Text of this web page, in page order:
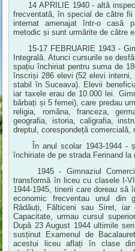
14 APRILIE 1940 - altă
frecventată, în special de către
internat amenajat într-o casă
metodic și sunt urmărite de către
15-17 FEBRUARIE 1943 -
Integrală. Atunci cursurile se
spațiu închiriat pentru suma de
înscriși 286 elevi (52 elevi
stabil în Suceava). Elevii
iar taxele erau de 10.000 lei.
bărbați și 5 femei), care predau
religia, româna, franceza,
geografia, istoria, caligrafia,
dreptul, corespondeță
În anul scolar 1943-1944 -
închiriate de pe strada Ferinand la
1945 - Gimnaziul
transformă în liceu cu clasele I-
1944-1945, tinerii care doreau să
economic frecventau unul din
Rădăuți, Fălticeni sau Siret, iar
Capacitate, urmau cursul
După 23 August 1944 ultimile
susținut Examenul de
acestui liceu aflați în clase